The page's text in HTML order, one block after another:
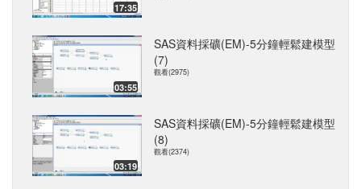
17:35
03:55
SAS資料採礦(EM)-5分鐘輕鬆建模型
(7)
觀看(2975)
03:19
SAS資料採礦(EM)-5分鐘輕鬆建模型
(8)
觀看(2374)